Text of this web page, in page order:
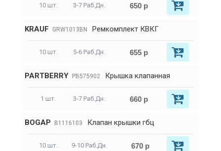
10 шт. 3-7 Раб.Дн. 650 р
KRAUF GRW1013BN Ремкомплект КВКГ
10 шт. 5-6 Раб.Дн. 655 р
PARTBERRY PB575902 Крышка клапанная
1 шт. 3-7 Раб.Дн. 660 р
BOGAP B1116103 Клапан крышки гбц
10 шт. 9-10 Раб.Дн. 670 р